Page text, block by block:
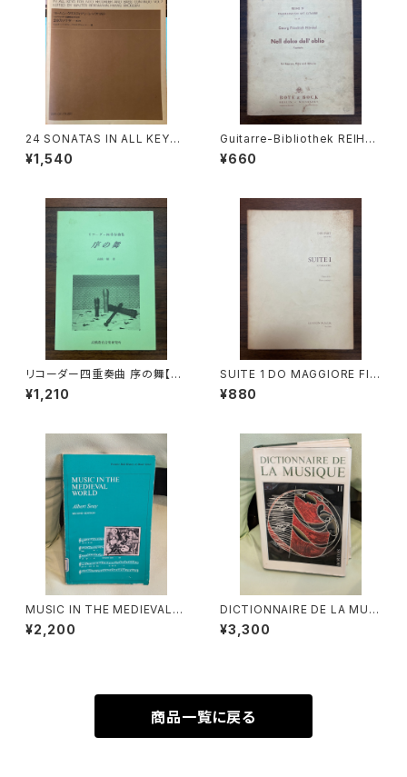
24 SONATAS IN ALL KEYS
FOR ALTO RECORDER AND
BASS CONTINUO VOL.2 ED
ヨーハン・クリスティアン・シック
ハルト】出版社：全音楽譜出版
社 1978年
¥1,540
Guitarre-Bibliothek REIHE
Ⅳ KAMMEMUSIK MIT GITA
RRE Nr.47 Nell dolce dell'o
g Friedrich Händel】出版社：
¥660
リコーダー四重奏曲 序の舞【著
者：高橋一雄】出版社：高橋教育
音楽研究所 平成18年
¥1,210
SUITE 1 DO MAGGIORE Fla
uto dolce Basso continuo
【著者：DIEUPART】出版社：ED
¥880
MUSIC IN THE MEDIEVAL
WORLD【著者：Albert Seay】
出版社：PRENTICE-HALL, IN
¥2,200
DICTIONNAIRE DE LA MUSI
QUE Ⅱ:les mens et leurs
œuvres『音楽辞典：人物とその
¥3,300
商品一覧に戻る